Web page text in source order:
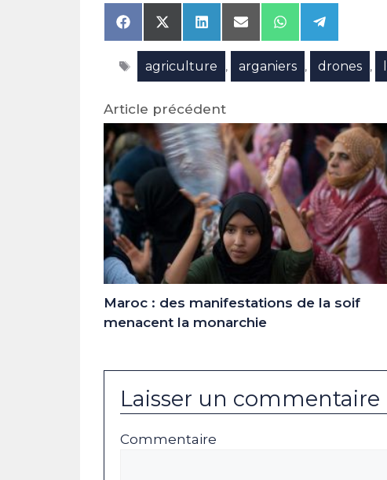
Share
on
Facebook
Share
on
X
(Twitter)
Share
on
LinkedIn
Share
on
Email
Share
on
WhatsApp
Share
on
Telegram
Étiquettes
agriculture , arganiers , drones ,
Article précédent
Maroc : des manifestations de la soif
menacent la monarchie
Laisser un commentaire
Commentaire